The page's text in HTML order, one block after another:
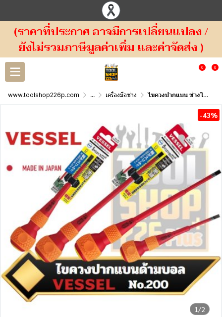
(ราคาที่ประกาศ อาจมีการเปลี่ยนแปลง /
ยังไม่รวมภาษีมูลค่าเพิ่ม และค่าจัดส่ง )
0 0
www.toolshop226p.com ... เครื่องมือช่าง ไขควงปากแบน ช่างไฟ No.200 Vessel Ball-Grip Insulated Screwdriver No.200
1/2
-43%